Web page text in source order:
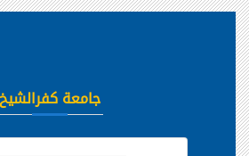
جامعة كفرالشيخ